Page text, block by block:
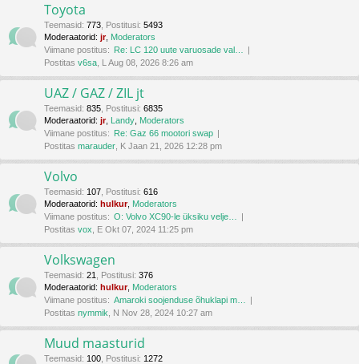
Toyota
Teemasid: 773 Postitusi: 5493
Moderaatorid: jr, Moderators
Viimane postitus: Re: LC 120 uute varuosade val…
Postitas v6sa , L Aug 08, 2026 8:26 am
UAZ / GAZ / ZIL jt
Teemasid: 835 Postitusi: 6835
Moderaatorid: jr, Landy Moderators
Viimane postitus: Re: Gaz 66 mootori swap
Postitas marauder , K Jaan 21, 2026 12:28 pm
Volvo
Teemasid: 107 Postitusi: 616
Moderaatorid: hulkur, Moderators
Viimane postitus: O: Volvo XC90-le üksiku velje…
Postitas vox , E Okt 07, 2024 11:25 pm
Volkswagen
Teemasid: 21 Postitusi: 376
Moderaatorid: hulkur, Moderators
Viimane postitus: Amaroki soojenduse õhuklapi m…
Postitas nymmik , N Nov 28, 2024 10:27 am
Muud maasturid
Teemasid: 100 Postitusi: 1272